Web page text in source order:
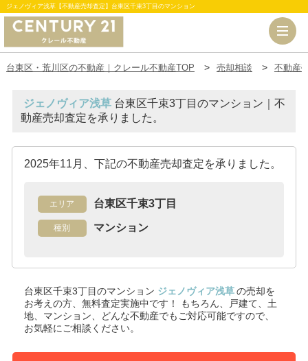
ジェノヴィア浅草【不動産売却査定】台東区千束3丁目のマンション
台東区・荒川区の不動産｜クレール不動産TOP 売却相談 不動産
ジェノヴィア浅草 台東区千束3丁目のマンション｜不
動産売却査定を承りました。
2025年11月、下記の不動産売却査定を承りました。
エリア 台東区千束3丁目
種別 マンション
台東区千束3丁目のマンション ジェノヴィア浅草 の売却を
お考えの方、無料査定実施中です！
もちろん、戸建て、土
地、マンション、どんな不動産でもご対応可能ですので、
お気軽にご相談ください。